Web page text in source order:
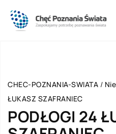
CHEC-POZNANIA-SWIATA /
ŁUKASZ SZAFRANIEC
PODŁOGI 24